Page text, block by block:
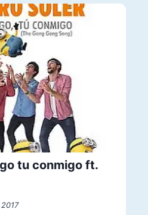
tu conmigo ft.